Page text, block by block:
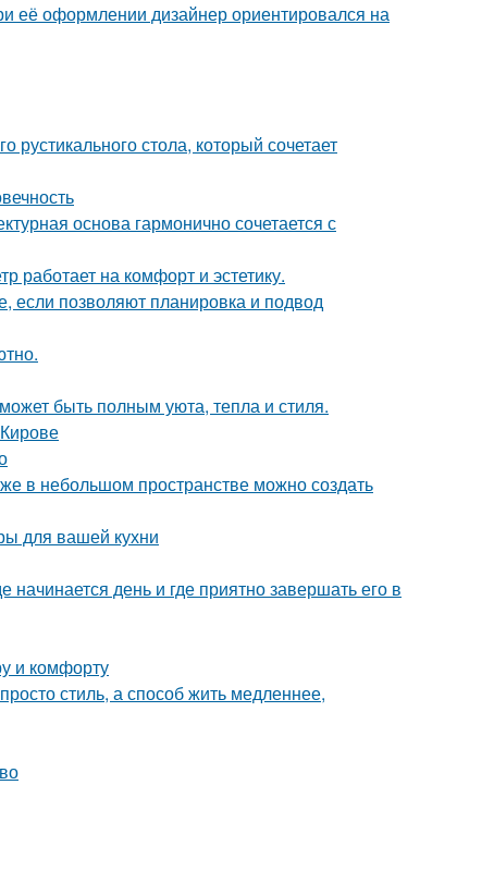
её оформлении дизайнер ориентировался на
рустикального стола, который сочетает
основа гармонично сочетается с
работает на комфорт и эстетику.
если позволяют планировка и подвод
быть полным уюта, тепла и стиля.
в небольшом пространстве можно создать
для вашей кухни
день и где приятно завершать его в
и комфорту
стиль, а способ жить медленнее,